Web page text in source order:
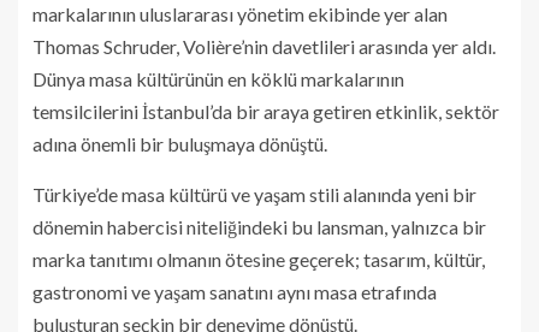
markalarının uluslararası yönetim ekibinde yer alan
Thomas Schruder, Volière’nin davetlileri arasında yer aldı.
Dünya masa kültürünün en köklü markalarının
temsilcilerini İstanbul’da bir araya getiren etkinlik, sektör
adına önemli bir buluşmaya dönüştü.
Türkiye’de masa kültürü ve yaşam stili alanında yeni bir
dönemin habercisi niteliğindeki bu lansman, yalnızca bir
marka tanıtımı olmanın ötesine geçerek; tasarım, kültür,
gastronomi ve yaşam sanatını aynı masa etrafında
buluşturan seçkin bir deneyime dönüştü.